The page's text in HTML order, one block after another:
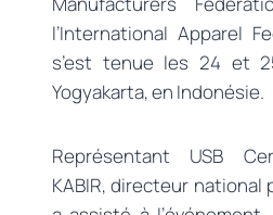
l’International Apparel
s’est tenue les 24 et
Yogyakarta, en Indonésie.
Représentant USB
KABIR, directeur national